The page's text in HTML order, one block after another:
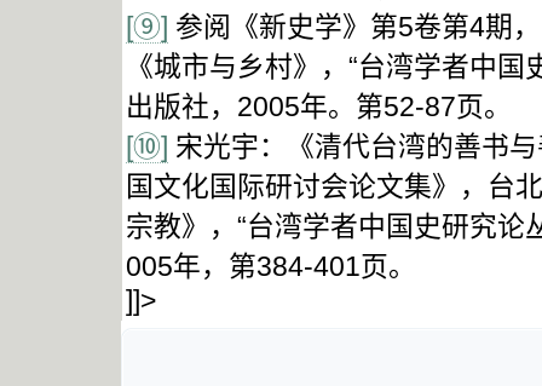
[⑨] 参阅《新史学》第5卷第4期
《城市与乡村》，“台湾学者中
出版社，2005年。第52-87页。
[⑩] 宋光宇：《清代台湾的善书
国文化国际研讨会论文集》，台
宗教》，“台湾学者中国史研究论
005年，第384-401页。
]]>